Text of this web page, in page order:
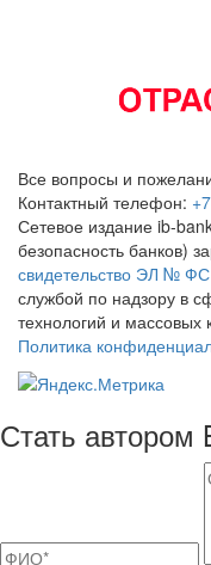
Все вопросы и
Контактный телефон:
Сетевое издание ib-
безопасность банков)
свидетельство ЭЛ №
службой по надзору в
технологий и
Политика
Стать автором